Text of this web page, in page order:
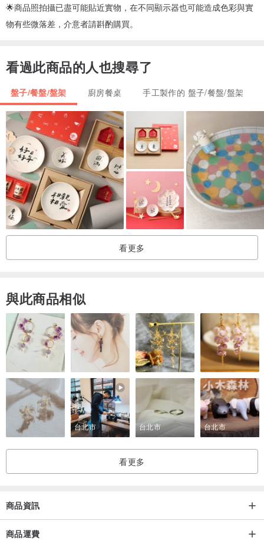
🌟商品照拍攝已盡可能貼近實物，在不同顯示器也可能造成色彩與實
物有些微落差，介意者請斟酌購買。
看過此商品的人也搜尋了
盤子/餐盤/盤架 廚房餐桌 手工製作的 盤子/餐盤/盤架
看更多
與此商品相似
台北市 台北市 台北市
看更多
商品資訊
商品運費